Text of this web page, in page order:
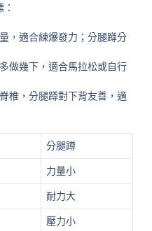
，適合練爆發力；分腿蹲分
做幾下，適合馬拉松或自行
椎，分腿蹲對下背友善，適
分腿蹲
力量小
耐力大
壓力小